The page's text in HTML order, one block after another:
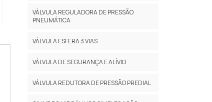
VÁLVULA REGULADORA DE PRESSÃO
PNEUMÁTICA
VÁLVULA ESFERA 3 VIAS
VÁLVULA DE SEGURANÇA E ALÍVIO
VÁLVULA REDUTORA DE PRESSÃO PREDIAL